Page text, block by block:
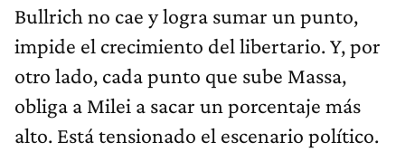
Bullrich no cae y logra sumar un punto,
impide el crecimiento del libertario. Y, por
otro lado, cada punto que sube Massa,
obliga a Milei a sacar un porcentaje más
alto. Está tensionado el escenario político.